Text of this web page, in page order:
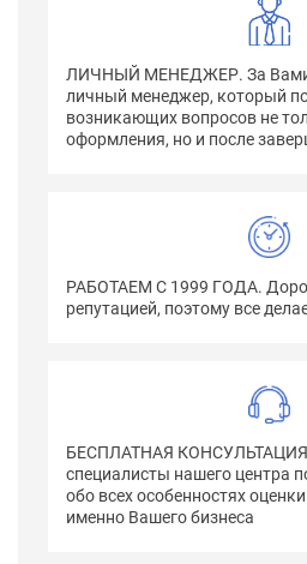
ЛИЧНЫЙ МЕНЕДЖЕР. За Вами
личный менеджер, который
возникающих вопросов не
оформления, но и после
РАБОТАЕМ С 1999 ГОДА.
репутацией, поэтому все
БЕСПЛАТНАЯ
специалисты нашего центра
обо всех особенностях
именно Вашего бизнеса